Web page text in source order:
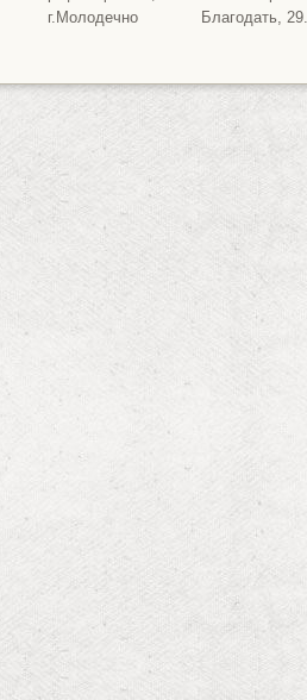
г.Молодечно
Благодать,